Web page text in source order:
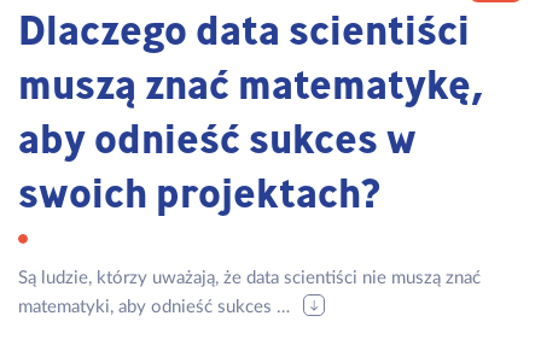
Dlaczego data scientiści
muszą znać matematykę,
aby odnieść sukces w
swoich projektach?
Są ludzie, którzy uważają, że data scientiści nie muszą znać
matematyki, aby odnieść sukces …